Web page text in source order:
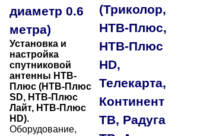
диаметр 0.6
метра)
Установка и
настройка
спутниковой
антенны НТВ-
Плюс (НТВ-Плюс
SD, НТВ-Плюс
Лайт, НТВ-Плюс
HD).
Оборудование,
(Триколор,
НТВ-Плюс,
НТВ-Плюс
HD,
Телекарта,
Континент
ТВ, Радуга